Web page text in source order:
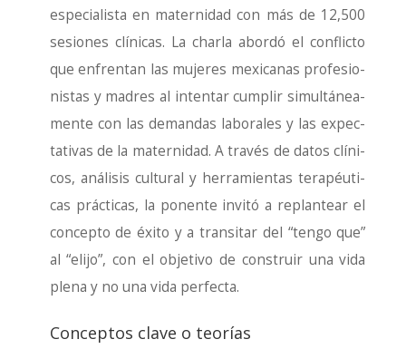
espe­cia­lis­ta en mater­ni­dad con más de 12,500
sesio­nes clí­ni­cas. La char­la abor­dó el con­flic­to
que enfren­tan las muje­res mexi­ca­nas pro­fe­sio­
nis­tas y madres al inten­tar cum­plir simul­tá­nea­
men­te con las deman­das labo­ra­les y las expec­
ta­ti­vas de la mater­ni­dad. A tra­vés de datos clí­ni­
cos, aná­li­sis cul­tu­ral y herra­mien­tas tera­péu­ti­
cas prác­ti­cas, la ponen­te invi­tó a replan­tear el
con­cep­to de éxi­to y a tran­si­tar del “ten­go que”
al “eli­jo”, con el obje­ti­vo de cons­truir una vida
ple­na y no una vida per­fec­ta.
Conceptos clave o teorías